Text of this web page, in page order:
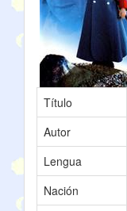
Título
Autor
Lengua
Nación